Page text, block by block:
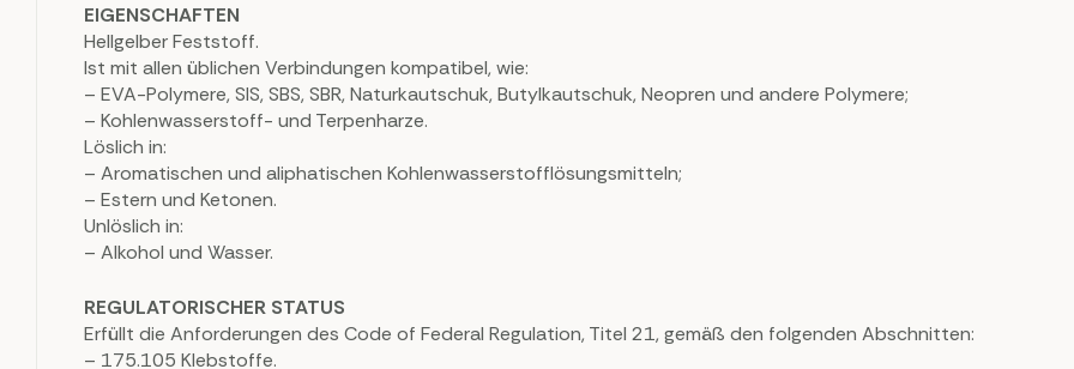
EIGENSCHAFTEN
Hellgelber Feststoff.
Ist mit allen üblichen Verbindungen kompatibel, wie:
– EVA-Polymere, SIS, SBS, SBR, Naturkautschuk, Butylkautschuk, Neopren und andere Polymere;
– Kohlenwasserstoff- und Terpenharze.
Löslich in:
– Aromatischen und aliphatischen Kohlenwasserstofflösungsmitteln;
– Estern und Ketonen.
Unlöslich in:
– Alkohol und Wasser.
REGULATORISCHER STATUS
Erfüllt die Anforderungen des Code of Federal Regulation, Titel 21, gemäß den folgenden Abschnitten:
– 175.105 Klebstoffe.